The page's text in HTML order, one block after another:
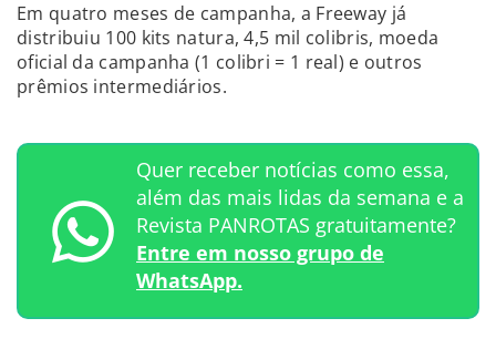
Em quatro meses de campanha, a Freeway já
distribuiu 100 kits natura, 4,5 mil colibris, moeda
oficial da campanha (1 colibri = 1 real) e outros
prêmios intermediários.
Quer receber notícias como essa,
além das mais lidas da semana e a
Revista PANROTAS gratuitamente?
Entre em nosso grupo de
WhatsApp.